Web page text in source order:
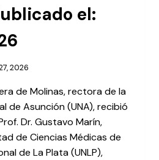
el:
2026
de Molinas, rectora de la
de Asunción (UNA), recibió
Dr. Gustavo Marín,
de Ciencias Médicas de
de La Plata (UNLP),